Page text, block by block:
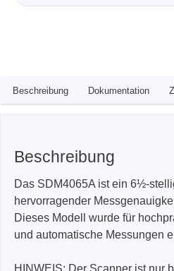
Beschreibung Dokumentation
Beschreibung
Das SDM4065A ist ein 6½-
hervorragender
Dieses Modell wurde für
und automatische Messungen
HINWEIS: Der Scanner ist nur